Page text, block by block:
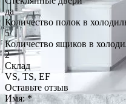
да
Количество полок в
5
Количество ящиков в
2
Склад
VS, TS, EF
Оставьте отзыв
Имя:*